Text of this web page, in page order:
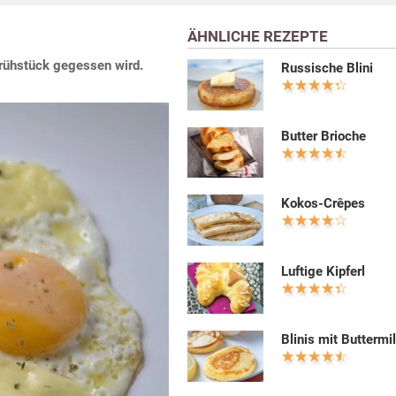
gegessen wird.
ÄHNLICHE REZEPTE
Russische Blini
Butter Brioche
Kokos-Crêpes
Luftige Kipferl
Blinis mit